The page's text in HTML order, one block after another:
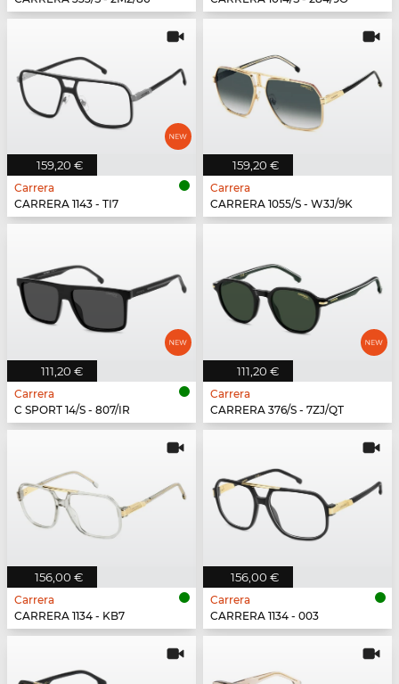
159,20 €
Carrera
CARRERA 1143 - TI7
159,20 €
Carrera
CARRERA 1055/S - W3J/9K
111,20 €
Carrera
C SPORT 14/S - 807/IR
111,20 €
Carrera
CARRERA 376/S - 7ZJ/QT
156,00 €
Carrera
CARRERA 1134 - KB7
156,00 €
Carrera
CARRERA 1134 - 003